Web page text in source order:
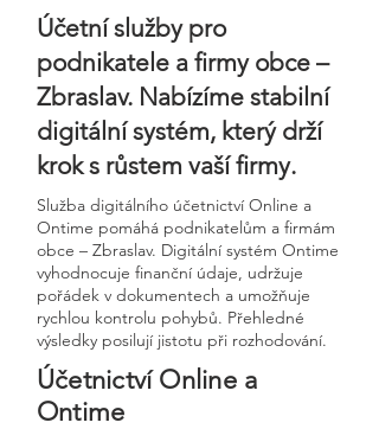
Účetní služby pro
podnikatele a firmy obce –
Zbraslav. Nabízíme stabilní
digitální systém, který drží
krok s růstem vaší firmy.
Služba digitálního účetnictví Online a
Ontime pomáhá podnikatelům a firmám
obce – Zbraslav. Digitální systém Ontime
vyhodnocuje finanční údaje, udržuje
pořádek v dokumentech a umožňuje
rychlou kontrolu pohybů. Přehledné
výsledky posilují jistotu při rozhodování.
Účetnictví Online a
Ontime